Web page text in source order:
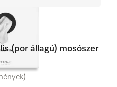
(por állagú) mosószer